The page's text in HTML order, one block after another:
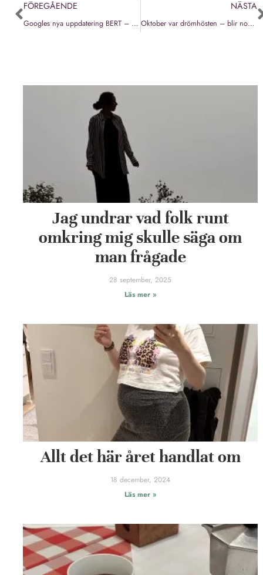
FÖREGÅENDE
Googles nya uppdatering BERT – hur påverkar den din blogg och SEO?
NÄSTA
Oktober var drömhösten – blir november dess motsats?
Jag undrar vad folk runt
omkring mig skulle säga om
man frågade
28 september, 2025
Läs mer »
Allt det här året handlat om
18 december, 2024
Läs mer »